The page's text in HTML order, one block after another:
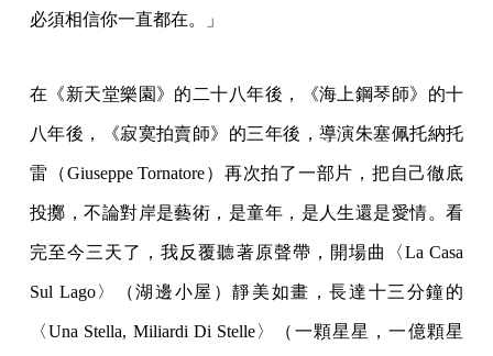
必須相信你一直都在。」
在《新天堂樂園》的二十八年後，《海上鋼琴師》的十
八年後，《寂寞拍賣師》的三年後，導演朱塞佩托納托
雷（Giuseppe Tornatore）再次拍了一部片，把自己徹底
投擲，不論對岸是藝術，是童年，是人生還是愛情。看
完至今三天了，我反覆聽著原聲帶，開場曲〈La Casa
Sul Lago〉（湖邊小屋）靜美如畫，長達十三分鐘的
〈Una Stella, Miliardi Di Stelle〉（一顆星星，一億顆星